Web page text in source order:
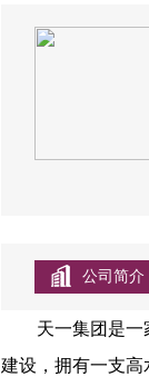
公司简介
天一集团 是一
建设，拥有一支